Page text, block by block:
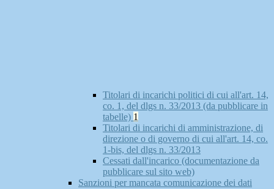
Titolari di incarichi politici di cui all'art. 14,
co. 1, del dlgs n. 33/2013 (da pubblicare in
tabelle) 1
Titolari di incarichi di amministrazione, di
direzione o di governo di cui all'art. 14, co.
1-bis, del dlgs n. 33/2013
Cessati dall'incarico (documentazione da
pubblicare sul sito web)
Sanzioni per mancata comunicazione dei dati